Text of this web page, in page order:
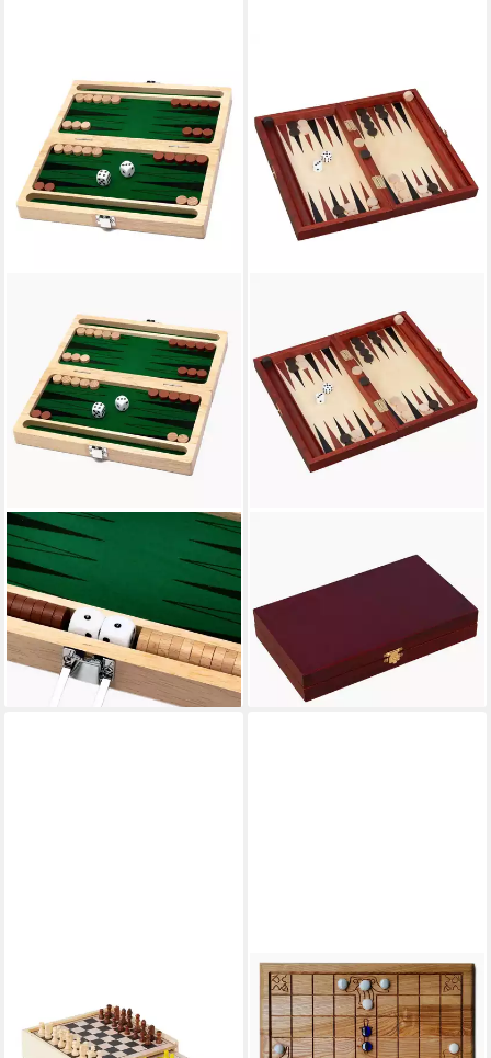
GOKI
Spielesammlung
Backgammon, Backgammon
Reisespiel, eines der ältesten
Brettspiele der Welt.
ab 31,95 €
lieferbar - in 2-3 Werktagen bei dir
Spielesammlung Backgammon
Koffer goki, gesellschaftsspiel,
im praktischen Klappkästchen
30,55 €
lieferbar - in 2-3 Werktagen bei dir